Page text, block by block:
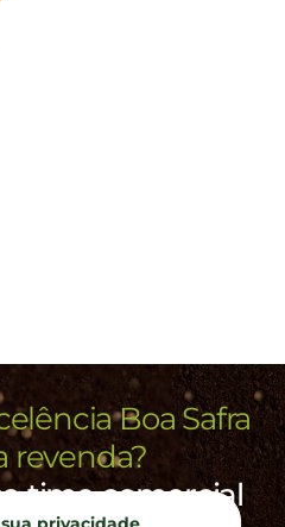
Boa Safra
revenda?
time comercial